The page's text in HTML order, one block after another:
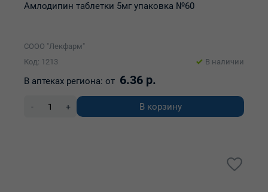
Амлодипин таблетки 5мг упаковка №60
СООО "Лекфарм"
Код: 1213
В наличии
В аптеках региона: от 6.36 р.
- + В корзину